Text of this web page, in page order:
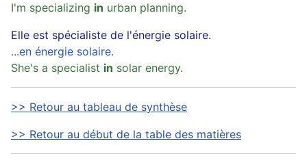
I'm specializing in urban planning.
Elle est spécialiste de l'énergie solaire.
...en énergie solaire.
She's a specialist in solar energy.
>> Retour au tableau de synthèse
>> Retour au début de la table des matières